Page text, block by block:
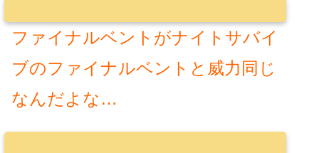
ファイナルベントがナイトサバイ
ブのファイナルベントと威力同じ
なんだよな…